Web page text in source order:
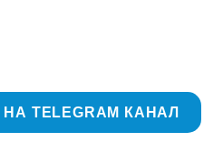
TELEGRAM КАНАЛ